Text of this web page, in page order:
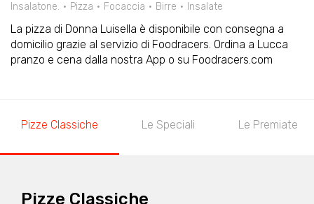
Insalatone.
Pizza Focaccia Birre Insalate
La pizza di Donna Luisella è disponibile con consegna a
domicilio grazie al servizio di Foodracers. Ordina a Lucca
pranzo e cena dalla nostra App o su Foodracers.com
Pizze Classiche Le Speciali Le Premiate
Pizze Classiche